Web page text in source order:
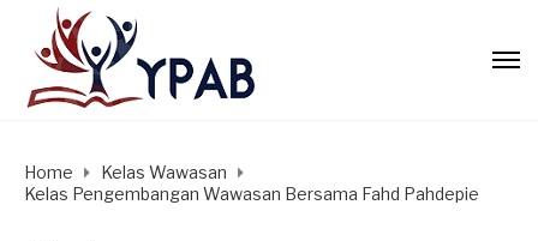
Home
Kelas Wawasan
Kelas Pengembangan Wawasan Bersama Fahd Pahdepie